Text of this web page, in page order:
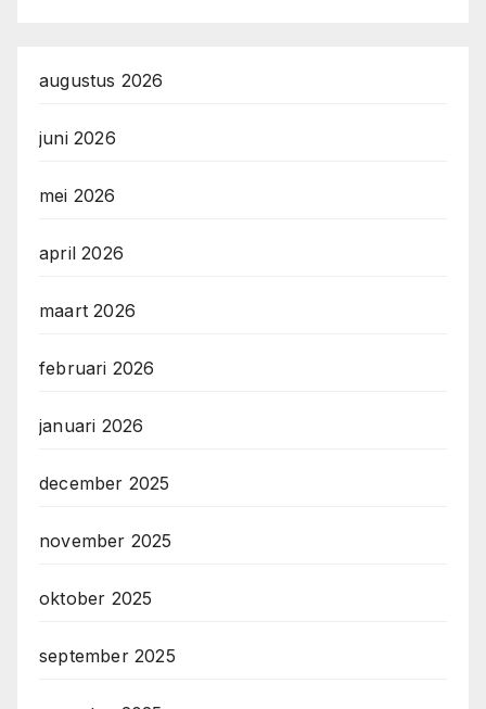
augustus 2026
juni 2026
mei 2026
april 2026
maart 2026
februari 2026
januari 2026
december 2025
november 2025
oktober 2025
september 2025